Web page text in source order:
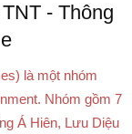
- Thông
là một nhóm
Nhóm gồm 7
Á Hiên, Lưu Diệu